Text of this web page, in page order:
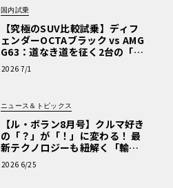
国内試乗
【究極のSUV比較試乗】ディフ
ェンダーOCTAブラック vs AMG
G63：道なき道を征く2台の「対
極的アプローチ」
2026 7/1
ニュース＆トピックス
【ル・ボラン8月号】クルマ好き
の「？」が「！」に変わる！ 最
新テクノロジーも紐解く「輸入
車Q&A」
2026 6/25